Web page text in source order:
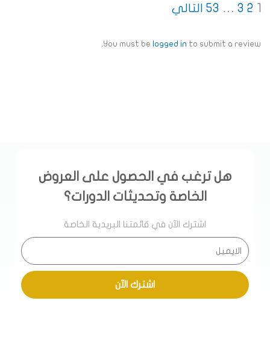
Site
Page
1
Page
2
Page
3
…
Page
53 التالي
You must be logged in to submit a review.
هل ترغب في الحصول على العروض
الخاصة وتحديثات الدورات؟
اشترك الآن في قائمتنا البريدية الخاصة
اشترك الآن